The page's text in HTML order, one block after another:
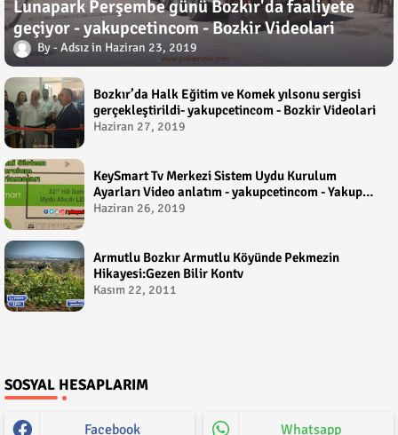
Lunapark Perşembe günü Bozkır'da faaliyete
geçiyor - yakupcetincom - Bozkir Videolari
Adsız Haziran 23, 2019
Bozkır’da Halk Eğitim ve Komek yılsonu sergisi
gerçekleştirildi- yakupcetincom - Bozkir Videolari
Haziran 27, 2019
KeySmart Tv Merkezi Sistem Uydu Kurulum
Ayarları Video anlatım - yakupcetincom - Yakup
Çetin
Haziran 26, 2019
Armutlu Bozkır Armutlu Köyünde Pekmezin
Hikayesi:Gezen Bilir Kontv
Kasım 22, 2011
SOSYAL HESAPLARIM
Facebook Whatsapp